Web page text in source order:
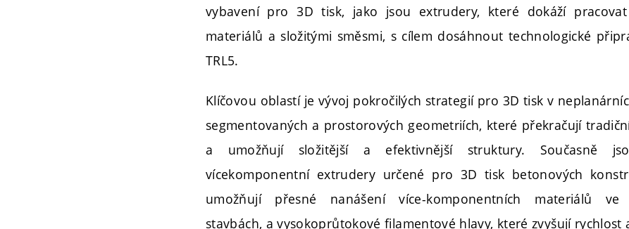
vybavení pro 3D tisk, jako jsou extrudery, které dokáží
materiálů a složitými směsmi, s cílem dosáhnout technologické
TRL5.
Klíčovou oblastí je vývoj pokročilých strategií pro 3D tisk v
segmentovaných a prostorových geometriích, které překračují
a umožňují složitější a efektivnější struktury. Současně
vícekomponentní extrudery určené pro 3D tisk betonových
umožňují přesné nanášení více-komponentních materiálů ve
stavbách, a vysokoprůtokové filamentové hlavy, které zvyšují rychlost